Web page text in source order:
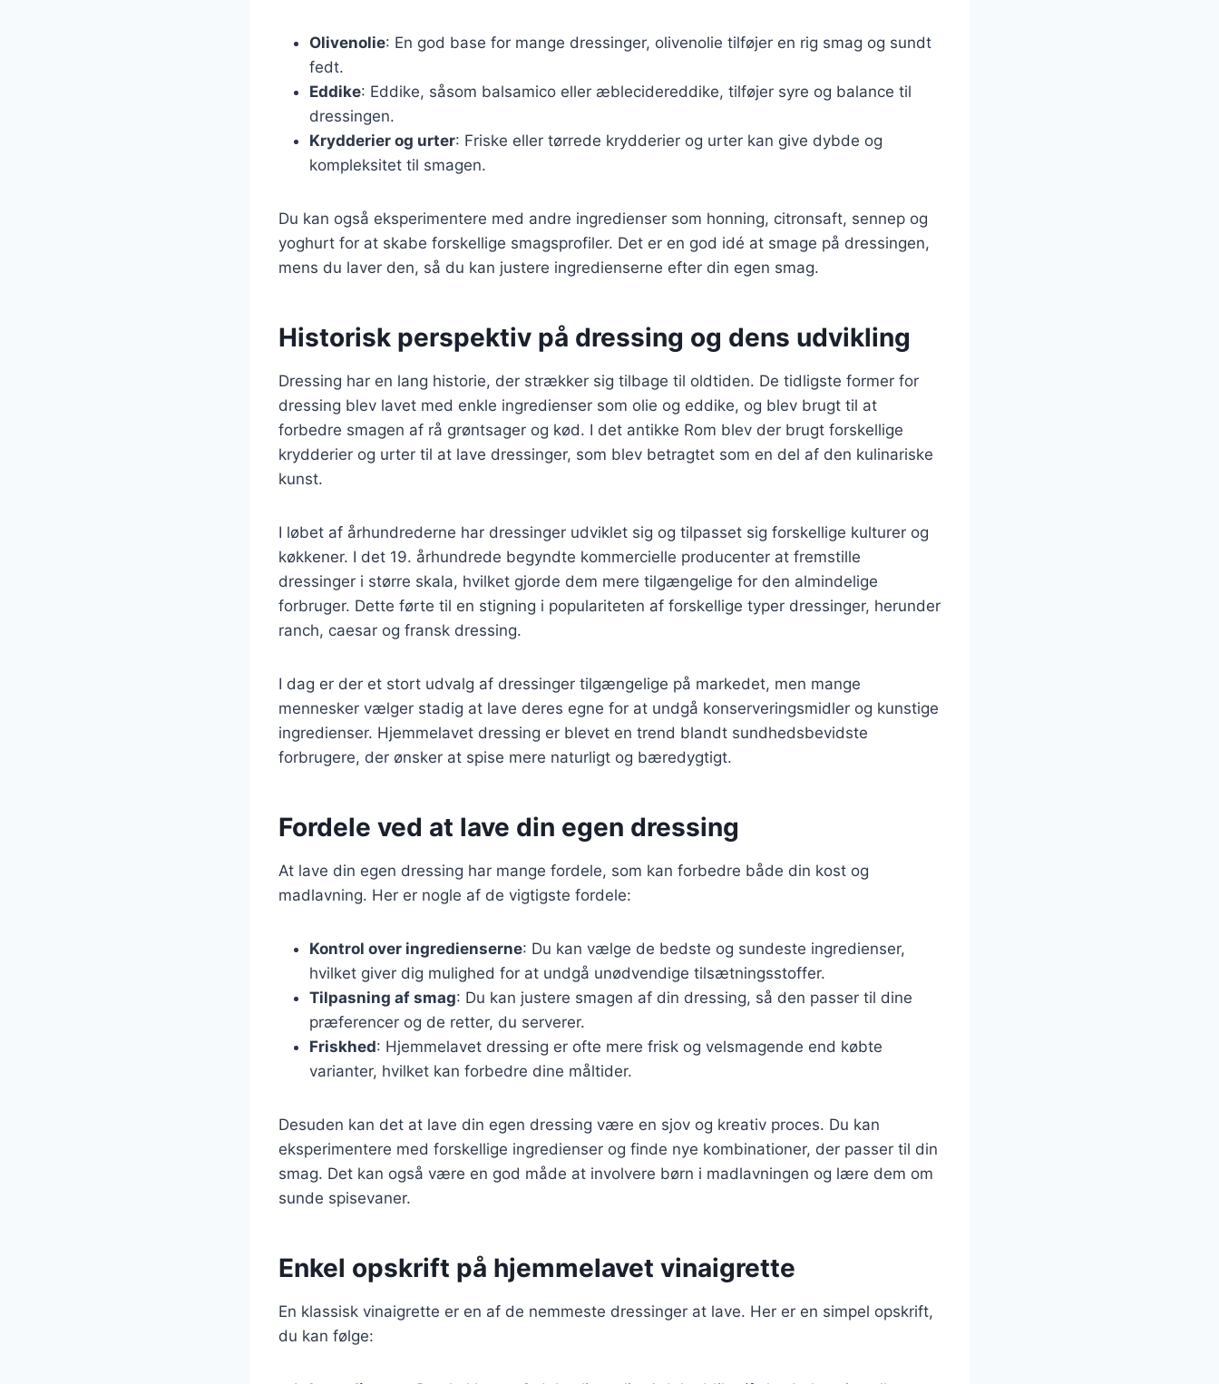
Olivenolie: En god base for mange dressinger, olivenolie tilføjer en rig smag og sundt
fedt.
Eddike: Eddike, såsom balsamico eller æblecidereddike, tilføjer syre og balance til
dressingen.
Krydderier og urter: Friske eller tørrede krydderier og urter kan give dybde og
kompleksitet til smagen.
Du kan også eksperimentere med andre ingredienser som honning, citronsaft, sennep og
yoghurt for at skabe forskellige smagsprofiler. Det er en god idé at smage på dressingen,
mens du laver den, så du kan justere ingredienserne efter din egen smag.
Historisk perspektiv på dressing og dens udvikling
Dressing har en lang historie, der strækker sig tilbage til oldtiden. De tidligste former for
dressing blev lavet med enkle ingredienser som olie og eddike, og blev brugt til at
forbedre smagen af rå grøntsager og kød. I det antikke Rom blev der brugt forskellige
krydderier og urter til at lave dressinger, som blev betragtet som en del af den kulinariske
kunst.
I løbet af århundrederne har dressinger udviklet sig og tilpasset sig forskellige kulturer og
køkkener. I det 19. århundrede begyndte kommercielle producenter at fremstille
dressinger i større skala, hvilket gjorde dem mere tilgængelige for den almindelige
forbruger. Dette førte til en stigning i populariteten af forskellige typer dressinger, herunder
ranch, caesar og fransk dressing.
I dag er der et stort udvalg af dressinger tilgængelige på markedet, men mange
mennesker vælger stadig at lave deres egne for at undgå konserveringsmidler og kunstige
ingredienser. Hjemmelavet dressing er blevet en trend blandt sundhedsbevidste
forbrugere, der ønsker at spise mere naturligt og bæredygtigt.
Fordele ved at lave din egen dressing
At lave din egen dressing har mange fordele, som kan forbedre både din kost og
madlavning. Her er nogle af de vigtigste fordele:
Kontrol over ingredienserne: Du kan vælge de bedste og sundeste ingredienser,
hvilket giver dig mulighed for at undgå unødvendige tilsætningsstoffer.
Tilpasning af smag: Du kan justere smagen af din dressing, så den passer til dine
præferencer og de retter, du serverer.
Friskhed: Hjemmelavet dressing er ofte mere frisk og velsmagende end købte
varianter, hvilket kan forbedre dine måltider.
Desuden kan det at lave din egen dressing være en sjov og kreativ proces. Du kan
eksperimentere med forskellige ingredienser og finde nye kombinationer, der passer til din
smag. Det kan også være en god måde at involvere børn i madlavningen og lære dem om
sunde spisevaner.
Enkel opskrift på hjemmelavet vinaigrette
En klassisk vinaigrette er en af de nemmeste dressinger at lave. Her er en simpel opskrift,
du kan følge: